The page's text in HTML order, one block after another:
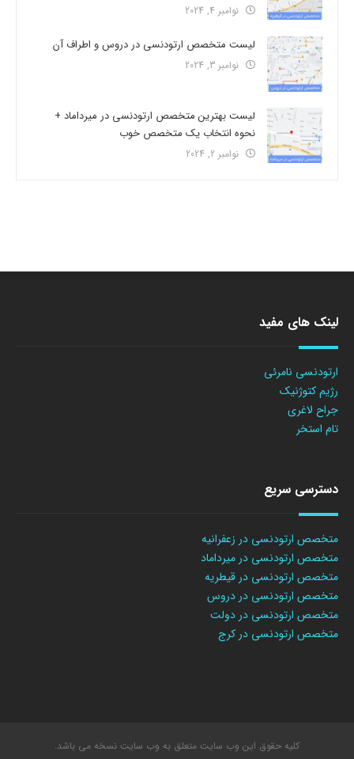
نوامبر 4, 2024
لیست متخصص ارتودنسی در دروس و اطراف آن
نوامبر 3, 2024
لیست بهترین متخصص ارتودنسی در میرداماد +
نحوه انتخاب یک متخصص خوب
نوامبر 2, 2024
لینک های مفید
ارتودنسی نامرئی
رژیم کتوژنیک
جراح لاغری
تام استخر
دسترسی سریع
متخصص ارتودنسی در زعفرانیه
متخصص ارتودنسی در میرداماد
متخصص ارتودنسی در قیطریه
متخصص ارتودنسی در دروس
متخصص ارتودنسی در دولت
متخصص ارتودنسی در کرج
کلیه حقوق این وب سایت متعلق به وب سایت نسخه می باشد.